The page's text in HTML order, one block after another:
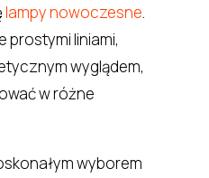
lampy nowoczesne.
prostymi liniami,
wyglądem,
w różne
wyborem